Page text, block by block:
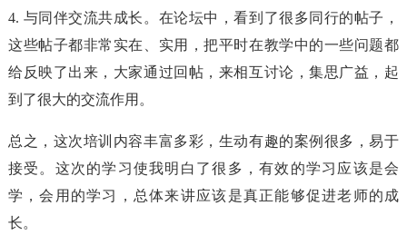
4. 与同伴交流共成长。在论坛中，看到了很多同行的帖子，
这些帖子都非常实在、实用，把平时在教学中的一些问题都
给反映了出来，大家通过回帖，来相互讨论，集思广益，起
到了很大的交流作用。
总之，这次培训内容丰富多彩，生动有趣的案例很多，易于
接受。这次的学习使我明白了很多，有效的学习应该是会
学，会用的学习，总体来讲应该是真正能够促进老师的成
长。